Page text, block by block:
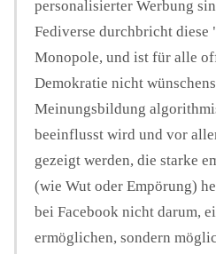
personalisierter Werbung
Fediverse durchbricht diese
Monopole, und ist für alle
Demokratie nicht
Meinungsbildung
beeinflusst wird und vor
gezeigt werden, die starke
(wie Wut oder Empörung)
bei Facebook nicht darum,
ermöglichen, sondern